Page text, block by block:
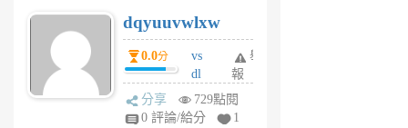
6
個
月
前
dqyuuvwlxw
0.0分
vs
dl
sq
fy
舉
報
分享
729點閱
0 評論/給分
1